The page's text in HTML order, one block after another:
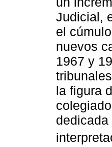
Judicial,
el
nuevos
1967 y
la figura